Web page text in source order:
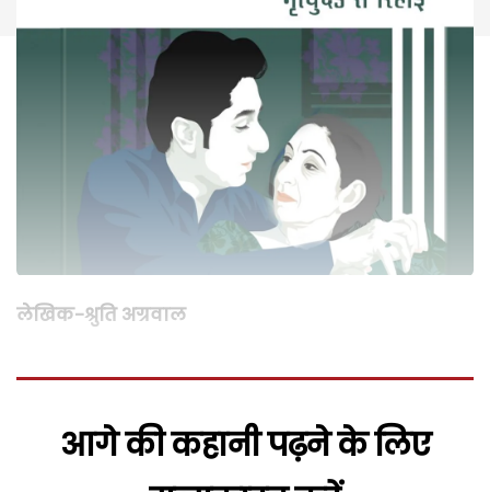
लेखिक-श्रुति अग्रवाल
आगे की कहानी पढ़ने के लिए